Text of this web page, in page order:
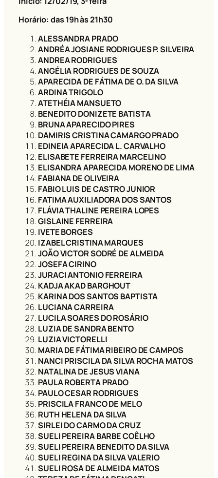
Horário: das 19h às 21h30
ALESSANDRA PRADO
ANDRÉA JOSIANE RODRIGUES P. SILVEIRA
ANDREA RODRIGUES
ANGÉLIA RODRIGUES DE SOUZA
APARECIDA DE FÁTIMA DE O. DA SILVA
ARDINA TRIGOLO
ATETHÉIA MANSUETO
BENEDITO DONIZETE BATISTA
BRUNA APARECIDO PIRES
DAMIRIS CRISTINA CAMARGO PRADO
EDINEIA APARECIDA L. CARVALHO
ELISABETE FERREIRA MARCELINO
ELISANDRA APARECIDA MORENO DE LIMA
FABIANA DE OLIVEIRA
FABIO LUIS DE CASTRO JUNIOR
FATIMA AUXILIADORA DOS SANTOS
FLÁVIA THALINE PEREIRA LOPES
GISLAINE FERREIRA
IVETE BORGES
IZABEL CRISTINA MARQUES
JOÃO VICTOR SODRÉ DE ALMEIDA
JOSEFA CIRINO
JURACI ANTONIO FERREIRA
KADJA AKAD BARGHOUT
KARINA DOS SANTOS BAPTISTA
LUCIANA CARREIRA
LUCILA SOARES DO ROSÁRIO
LUZIA DE SANDRA BENTO
LUZIA VICTORELLI
MARIA DE FÁTIMA RIBEIRO DE CAMPOS
NANCI PRISCILA DA SILVA ROCHA MATOS
NATALINA DE JESUS VIANA
PAULA ROBERTA PRADO
PAULO CESAR RODRIGUES
PRISCILA FRANCO DE MELO
RUTH HELENA DA SILVA
SIRLEI DO CARMO DA CRUZ
SUELI PEREIRA BARBE COÊLHO
SUELI PEREIRA BENEDITO DA SILVA
SUELI REGINA DA SILVA VALERIO
SUELI ROSA DE ALMEIDA MATOS